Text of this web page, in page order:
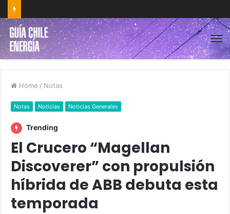
Home / Notas
Notas Noticias Noticias Generales
Trending
El Crucero “Magellan
Discoverer” con propulsión
híbrida de ABB debuta esta
temporada